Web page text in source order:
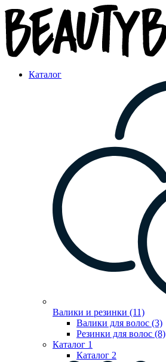
Каталог
Валики и резинки (11)
Валики для волос (3)
Резинки для волос (8)
Каталог 1
Каталог 2